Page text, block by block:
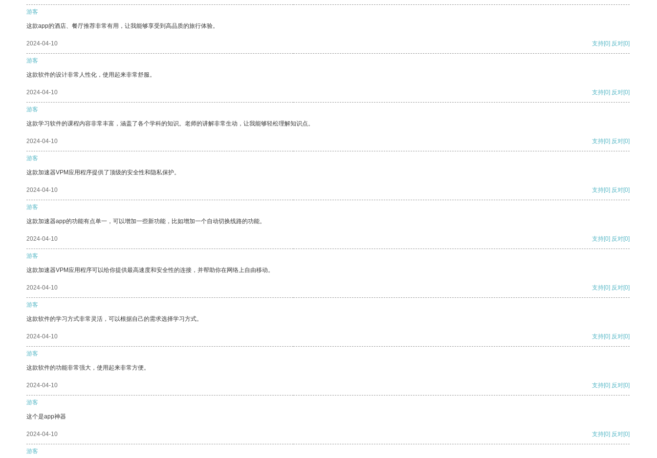
游客
这款app的酒店、餐厅推荐非常有用，让我能够享受到高品质的旅行体验。
2024-04-10 支持[0] 反对[0]
游客
这款软件的设计非常人性化，使用起来非常舒服。
2024-04-10 支持[0] 反对[0]
游客
这款学习软件的课程内容非常丰富，涵盖了各个学科的知识。老师的讲解非常生动，让我能够轻松理解知识点。
2024-04-10 支持[0] 反对[0]
游客
这款加速器VPM应用程序提供了顶级的安全性和隐私保护。
2024-04-10 支持[0] 反对[0]
游客
这款加速器app的功能有点单一，可以增加一些新功能，比如增加一个自动切换线路的功能。
2024-04-10 支持[0] 反对[0]
游客
这款加速器VPM应用程序可以给你提供最高速度和安全性的连接，并帮助你在网络上自由移动。
2024-04-10 支持[0] 反对[0]
游客
这款软件的学习方式非常灵活，可以根据自己的需求选择学习方式。
2024-04-10 支持[0] 反对[0]
游客
这款软件的功能非常强大，使用起来非常方便。
2024-04-10 支持[0] 反对[0]
游客
这个是app神器
2024-04-10 支持[0] 反对[0]
游客